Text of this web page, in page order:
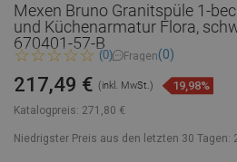
Mexen Bruno Granitspüle 1-
und Küchenarmatur Flora,
670401-57-B
(0) Fragen(0)
Katalogpreis: 271,80 €
217,49 € (inkl. MwSt.) 19,98%
Niedrigster Preis aus den letzten 30 Tagen: